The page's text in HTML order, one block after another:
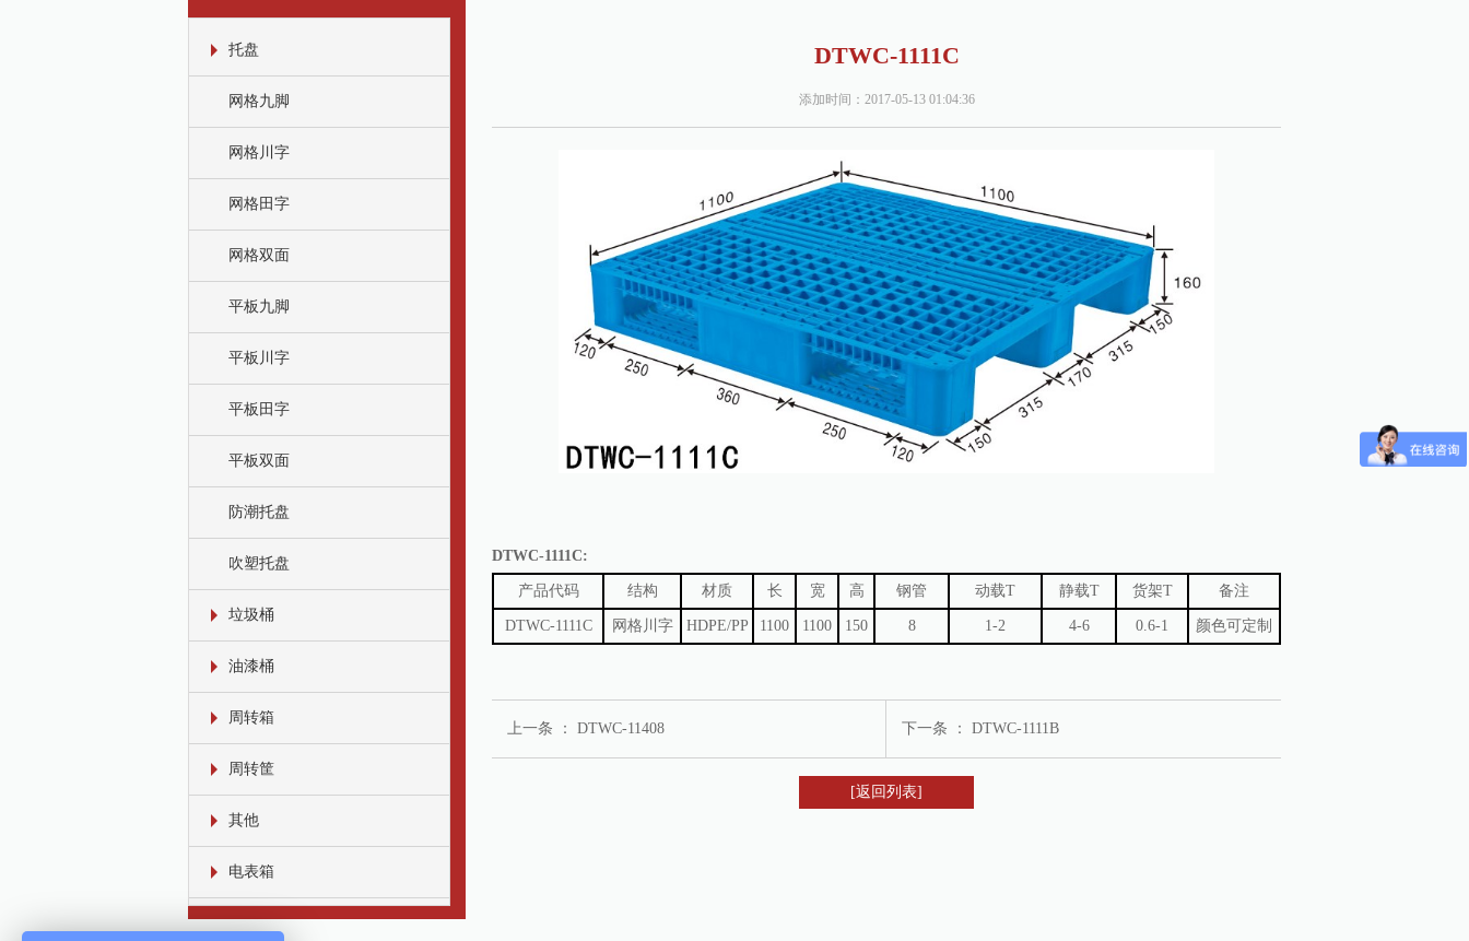
托盘
网格九脚
网格川字
网格田字
网格双面
平板九脚
平板川字
平板田字
平板双面
防潮托盘
吹塑托盘
垃圾桶
油漆桶
周转箱
周转筐
其他
电表箱
DTWC-1111C
添加时间：2017-05-13 01:04:36
DTWC-1111C:
产品代码 结构 材质 长 宽 高 钢管 动载T 静载T 货架T 备注
DTWC-1111C 网格川字 HDPE/PP 1100 1100 150 8 1-2 4-6 0.6-1 颜色可定制
上一条 ： DTWC-11408 下一条 ： DTWC-1111B
[返回列表]